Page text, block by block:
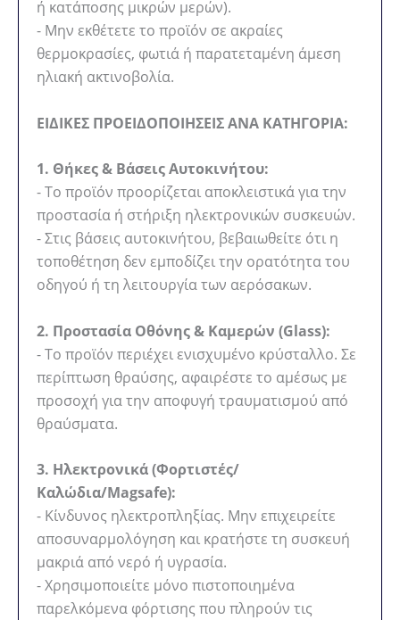
ή κατάποσης μικρών μερών).
- Μην εκθέτετε το προϊόν σε ακραίες
θερμοκρασίες, φωτιά ή παρατεταμένη άμεση
ηλιακή ακτινοβολία.
ΕΙΔΙΚΕΣ ΠΡΟΕΙΔΟΠΟΙΗΣΕΙΣ ΑΝΑ ΚΑΤΗΓΟΡΙΑ:
1. Θήκες & Βάσεις Αυτοκινήτου:
- Το προϊόν προορίζεται αποκλειστικά για την
προστασία ή στήριξη ηλεκτρονικών συσκευών.
- Στις βάσεις αυτοκινήτου, βεβαιωθείτε ότι η
τοποθέτηση δεν εμποδίζει την ορατότητα του
οδηγού ή τη λειτουργία των αερόσακων.
2. Προστασία Οθόνης & Καμερών (Glass):
- Το προϊόν περιέχει ενισχυμένο κρύσταλλο. Σε
περίπτωση θραύσης, αφαιρέστε το αμέσως με
προσοχή για την αποφυγή τραυματισμού από
θραύσματα.
3. Ηλεκτρονικά (Φορτιστές/
Καλώδια/Magsafe):
- Κίνδυνος ηλεκτροπληξίας. Μην επιχειρείτε
αποσυναρμολόγηση και κρατήστε τη συσκευή
μακριά από νερό ή υγρασία.
- Χρησιμοποιείτε μόνο πιστοποιημένα
παρελκόμενα φόρτισης που πληρούν τις